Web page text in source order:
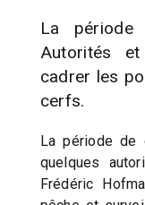
La
Autorités
cadrer les
cerfs.
La période de
quelques
Frédéric